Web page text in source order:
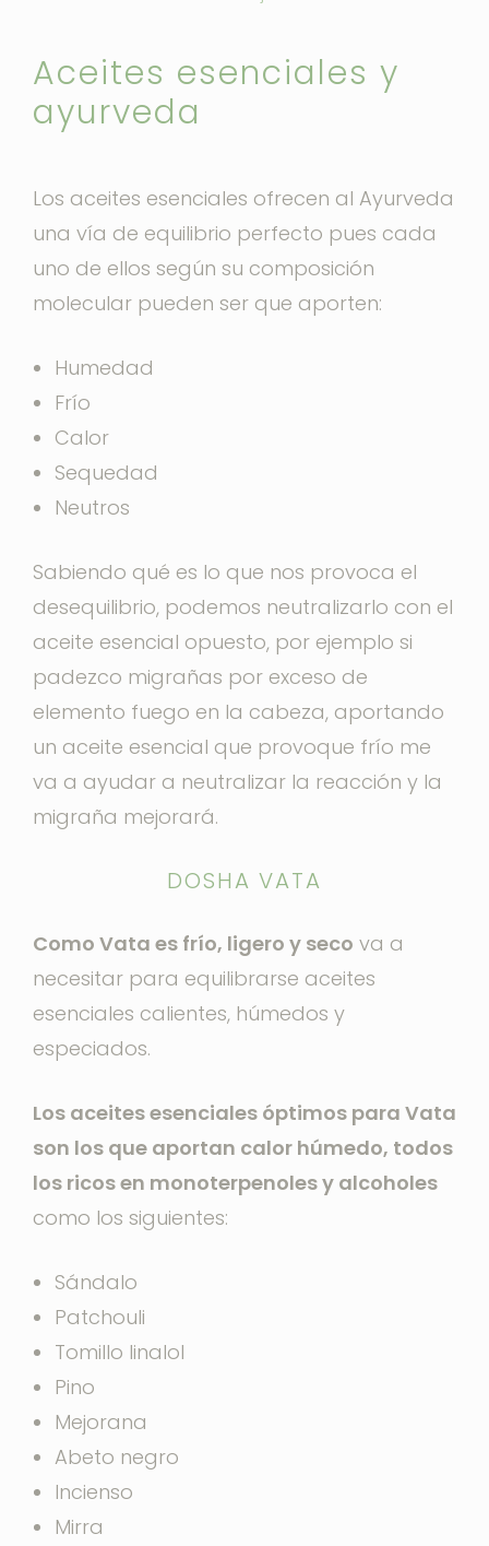
Aceites esenciales y
ayurveda
Los aceites esenciales ofrecen al Ayurveda
una vía de equilibrio perfecto pues cada
uno de ellos según su composición
molecular pueden ser que aporten:
Humedad
Frío
Calor
Sequedad
Neutros
Sabiendo qué es lo que nos provoca el
desequilibrio, podemos neutralizarlo con el
aceite esencial opuesto, por ejemplo si
padezco migrañas por exceso de
elemento fuego en la cabeza, aportando
un aceite esencial que provoque frío me
va a ayudar a neutralizar la reacción y la
migraña mejorará.
DOSHA VATA
Como Vata es frío, ligero y seco va a
necesitar para equilibrarse aceites
esenciales calientes, húmedos y
especiados.
Los aceites esenciales óptimos para Vata
son los que aportan calor húmedo, todos
los ricos en monoterpenoles y alcoholes
como los siguientes:
Sándalo
Patchouli
Tomillo linalol
Pino
Mejorana
Abeto negro
Incienso
Mirra